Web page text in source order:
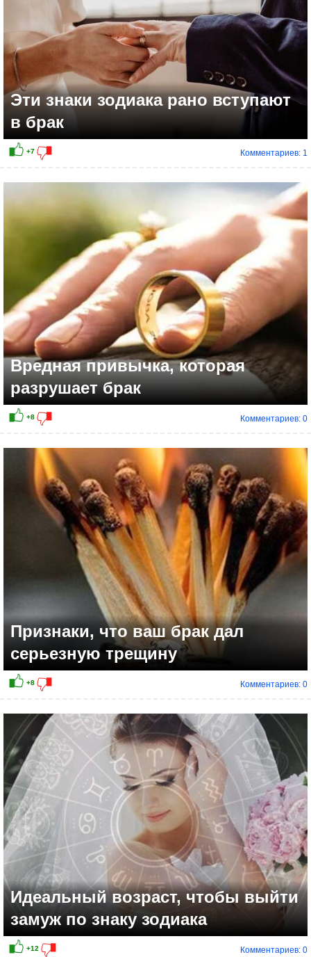
+7
+16
Эти знаки зодиака рано вступают
в брак
Комментариев: 1
Вредная привычка, которая
разрушает брак
Комментариев: 0
Признаки, что ваш брак дал
серьезную трещину
Комментариев: 0
Идеальный возраст, чтобы выйти
замуж по знаку зодиака
Комментариев: 0